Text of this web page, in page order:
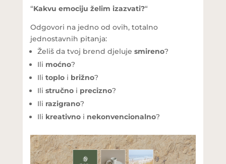
“Kakvu emociju želim izazvati?“
Odgovori na jedno od ovih, totalno
jednostavnih pitanja:
Želiš da tvoj brend djeluje smireno?
Ili moćno?
Ili toploi brižno?
Ili stručnoi precizno?
Ili razigrano?
Ili kreativnoi nekonvencionalno?